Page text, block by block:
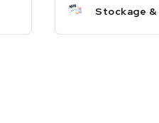
Stockage &